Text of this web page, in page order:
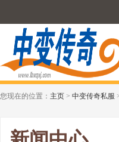
您现在的位置： 主页 > 中变传奇私服